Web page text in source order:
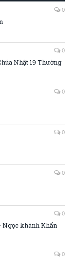
0
0
Nhật 19 Thường
0
0
0
0
khánh Khấn
0